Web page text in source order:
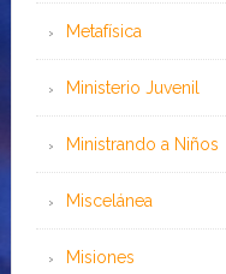
Metafísica
Ministerio Juvenil
Ministrando a Niños
Miscelánea
Misiones